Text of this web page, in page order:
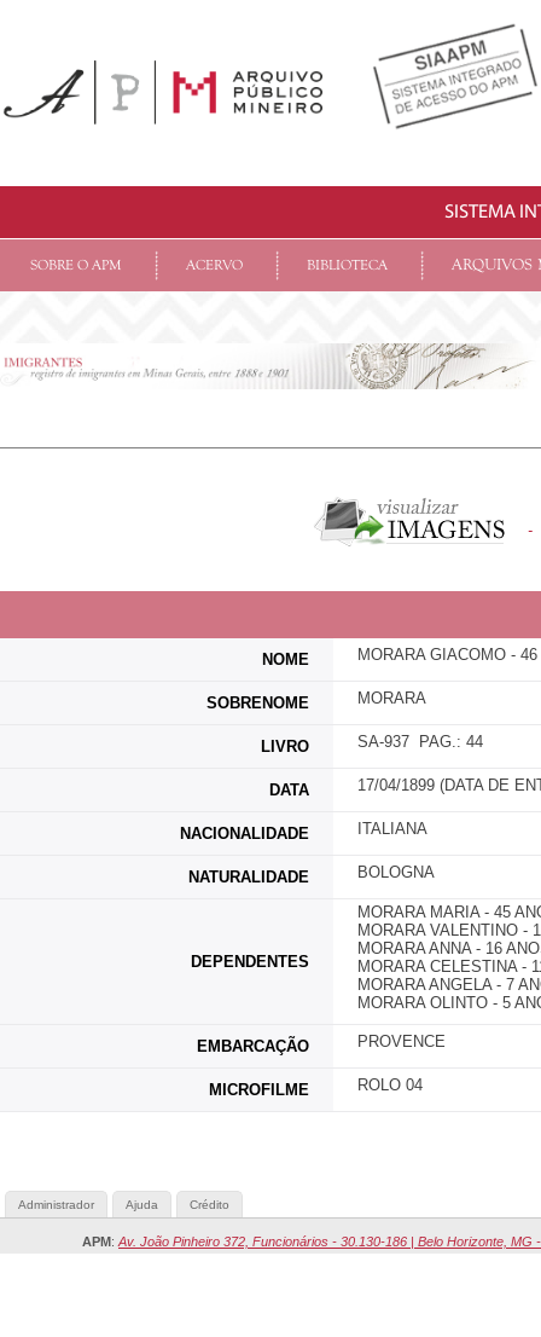
SISTEMA
SOBRE O APM ACERVO BIBLIOTECA ARQUIVOS
NOME MORARA GIACOMO -
SOBRENOME MORARA
LIVRO SA-937 PAG.: 44
DATA 17/04/1899 (DATA DE
NACIONALIDADE ITALIANA
NATURALIDADE BOLOGNA
DEPENDENTES
MORARA MARIA - 45
MORARA VALENTINO -
MORARA ANNA - 16
MORARA CELESTINA -
MORARA ANGELA - 7
MORARA OLINTO - 5
EMBARCAÇÃO PROVENCE
MICROFILME ROLO 04
Administrador Ajuda Crédito
APM: Av. João Pinheiro 372, Funcionários - 30.130-186 | Belo Horizonte, MG